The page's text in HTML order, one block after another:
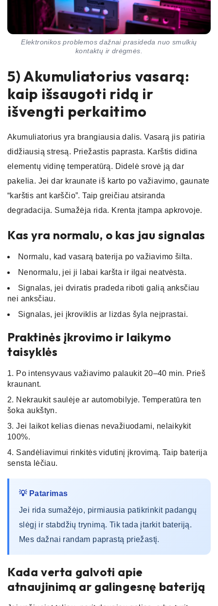
Elektronikos problemos dažnai prasideda nuo smulkių
kontaktų ir drėgmės.
5) Akumuliatorius vasarą:
kaip išsaugoti ridą ir
išvengti perkaitimo
Akumuliatorius yra brangiausia dalis. Vasarą jis patiria
didžiausią stresą. Priežastis paprasta. Karštis didina
elementų vidinę temperatūrą. Didelė srovė ją dar
pakelia. Jei dar kraunate iš karto po važiavimo, gaunate
“karštis ant karščio”. Taip greičiau atsiranda
degradacija. Sumažėja rida. Krenta įtampa apkrovoje.
Kas yra normalu, o kas jau signalas
Normalu, kad vasarą baterija po važiavimo šilta.
Nenormalu, jei ji labai karšta ir ilgai neatvėsta.
Signalas, jei dviratis pradeda riboti galią anksčiau
nei anksčiau.
Signalas, jei įkroviklis ar lizdas šyla neįprastai.
Praktinės įkrovimo ir laikymo
taisyklės
Po intensyvaus važiavimo palaukit 20–40 min. Prieš
kraunant.
Nekraukit saulėje ar automobilyje. Temperatūra ten
šoka aukštyn.
Jei laikot kelias dienas nevažiuodami, nelaikykit
100%.
Sandėliavimui rinkitės vidutinį įkrovimą. Taip baterija
sensta lėčiau.
💡 Patarimas
Jei rida sumažėjo, pirmiausia patikrinkit padangų
slėgį ir stabdžių trynimą. Tik tada įtarkit bateriją.
Mes dažnai randam paprastą priežastį.
Kada verta galvoti apie
atnaujinimą ar galingesnę bateriją